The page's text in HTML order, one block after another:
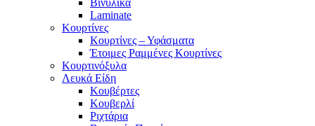
Βινυλικά
Laminate
Κουρτίνες
Κουρτίνες – Υφάσματα
Έτοιμες Ραμμένες Κουρτίνες
Κουρτινόξυλα
Λευκά Είδη
Κουβέρτες
Κουβερλί
Ριχτάρια